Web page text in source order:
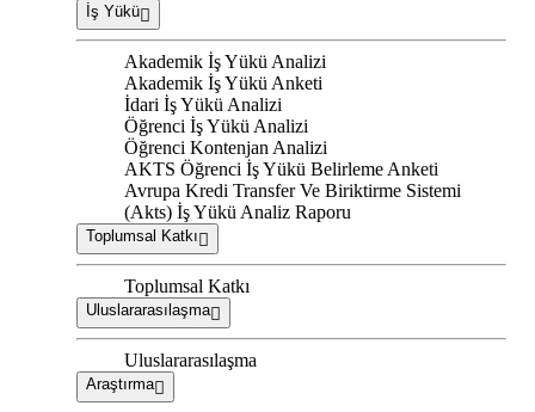
İş Yükü
Akademik İş Yükü Analizi
Akademik İş Yükü Anketi
İdari İş Yükü Analizi
Öğrenci İş Yükü Analizi
Öğrenci Kontenjan Analizi
AKTS Öğrenci İş Yükü Belirleme Anketi
Avrupa Kredi Transfer Ve Biriktirme Sistemi
(Akts) İş Yükü Analiz Raporu
Toplumsal Katkı
Toplumsal Katkı
Uluslararasılaşma
Uluslararasılaşma
Araştırma